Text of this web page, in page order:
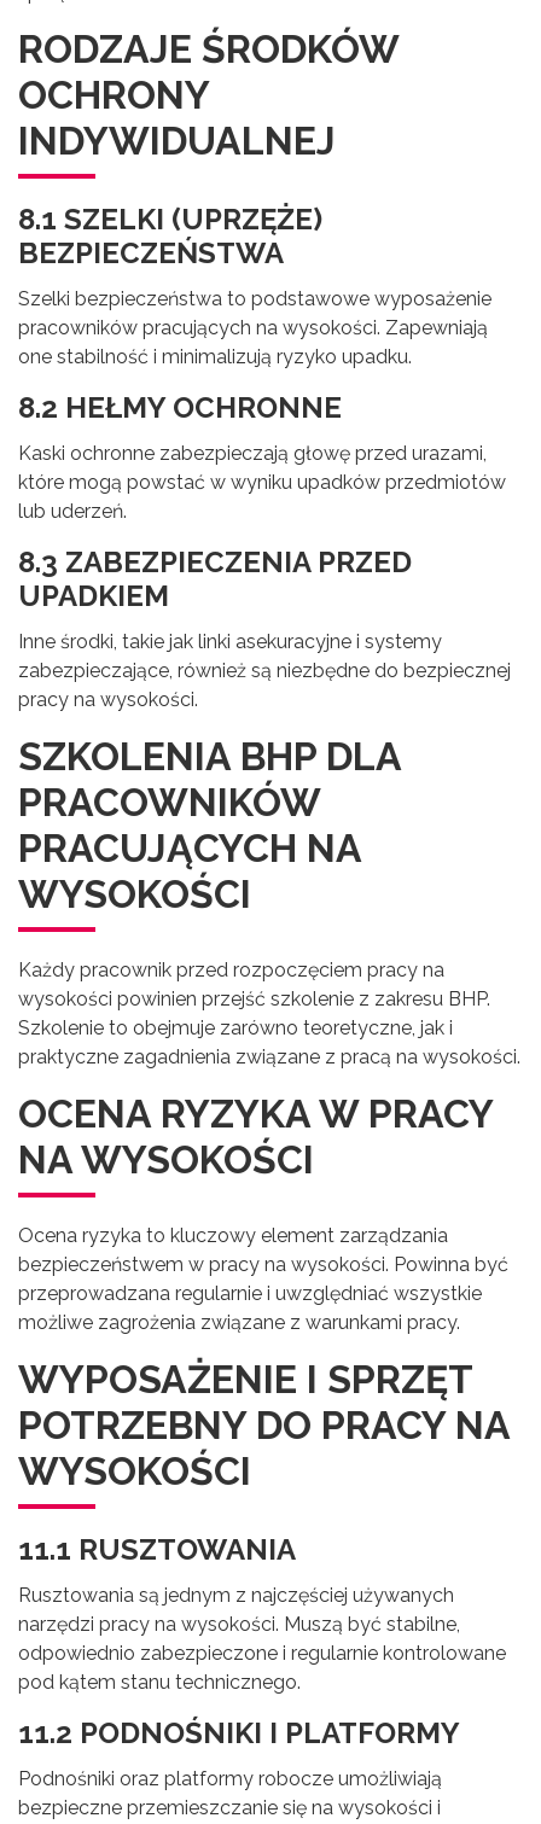
RODZAJE ŚRODKÓW
OCHRONY
INDYWIDUALNEJ
8.1 SZELKI (UPRZĘŻE)
BEZPIECZEŃSTWA
Szelki bezpieczeństwa to podstawowe wyposażenie
pracowników pracujących na wysokości. Zapewniają
one stabilność i minimalizują ryzyko upadku.
8.2 HEŁMY OCHRONNE
Kaski ochronne zabezpieczają głowę przed urazami,
które mogą powstać w wyniku upadków przedmiotów
lub uderzeń.
8.3 ZABEZPIECZENIA PRZED
UPADKIEM
Inne środki, takie jak linki asekuracyjne i systemy
zabezpieczające, również są niezbędne do bezpiecznej
pracy na wysokości.
SZKOLENIA BHP DLA
PRACOWNIKÓW
PRACUJĄCYCH NA
WYSOKOŚCI
Każdy pracownik przed rozpoczęciem pracy na
wysokości powinien przejść szkolenie z zakresu BHP.
Szkolenie to obejmuje zarówno teoretyczne, jak i
praktyczne zagadnienia związane z pracą na wysokości.
OCENA RYZYKA W PRACY
NA WYSOKOŚCI
Ocena ryzyka to kluczowy element zarządzania
bezpieczeństwem w pracy na wysokości. Powinna być
przeprowadzana regularnie i uwzględniać wszystkie
możliwe zagrożenia związane z warunkami pracy.
WYPOSAŻENIE I SPRZĘT
POTRZEBNY DO PRACY NA
WYSOKOŚCI
11.1 RUSZTOWANIA
Rusztowania są jednym z najczęściej używanych
narzędzi pracy na wysokości. Muszą być stabilne,
odpowiednio zabezpieczone i regularnie kontrolowane
pod kątem stanu technicznego.
11.2 PODNOŚNIKI I PLATFORMY
Podnośniki oraz platformy robocze umożliwiają
bezpieczne przemieszczanie się na wysokości i